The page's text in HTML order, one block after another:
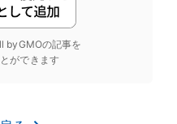
byGMOの記事を
ができます